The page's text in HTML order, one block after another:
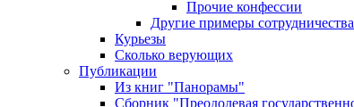
Прочие конфессии
Другие примеры
Курьезы
Сколько верующих
Публикации
Из книг "Панорамы"
Сборник "Преодолевая